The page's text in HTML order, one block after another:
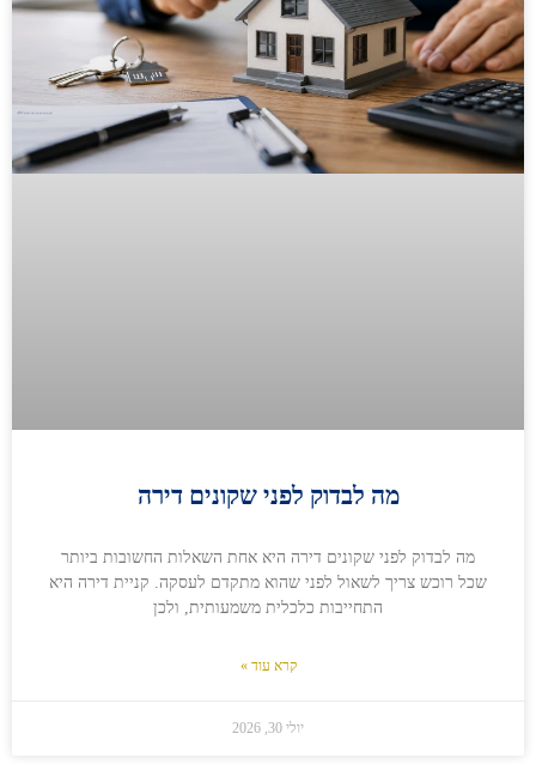
מה לבדוק לפני שקונים דירה
מה לבדוק לפני שקונים דירה היא אחת השאלות החשובות ביותר
שכל רוכש צריך לשאול לפני שהוא מתקדם לעסקה. קניית דירה היא
התחייבות כלכלית משמעותית, ולכן
קרא עוד »
יולי 30, 2026